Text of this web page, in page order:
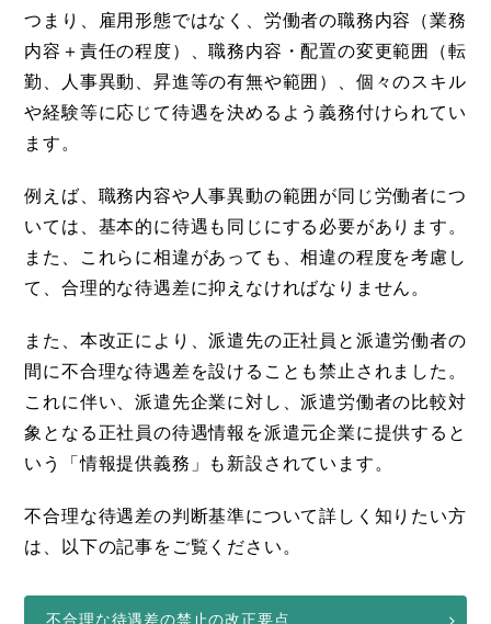
つまり、雇用形態ではなく、労働者の職務内容（業務
内容＋責任の程度）、職務内容・配置の変更範囲（転
勤、人事異動、昇進等の有無や範囲）、個々のスキル
や経験等に応じて待遇を決めるよう義務付けられてい
ます。
例えば、職務内容や人事異動の範囲が同じ労働者につ
いては、基本的に待遇も同じにする必要があります。
また、これらに相違があっても、相違の程度を考慮し
て、合理的な待遇差に抑えなければなりません。
また、本改正により、派遣先の正社員と派遣労働者の
間に不合理な待遇差を設けることも禁止されました。
これに伴い、派遣先企業に対し、派遣労働者の比較対
象となる正社員の待遇情報を派遣元企業に提供すると
いう「情報提供義務」も新設されています。
不合理な待遇差の判断基準について詳しく知りたい方
は、以下の記事をご覧ください。
不合理な待遇差の禁止の改正要点